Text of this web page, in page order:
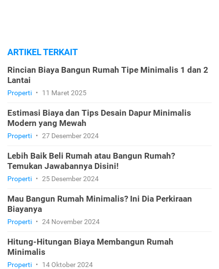
ARTIKEL TERKAIT
Rincian Biaya Bangun Rumah Tipe Minimalis 1 dan 2
Lantai
Properti • 11 Maret 2025
Estimasi Biaya dan Tips Desain Dapur Minimalis
Modern yang Mewah
Properti • 27 Desember 2024
Lebih Baik Beli Rumah atau Bangun Rumah?
Temukan Jawabannya Disini!
Properti • 25 Desember 2024
Mau Bangun Rumah Minimalis? Ini Dia Perkiraan
Biayanya
Properti • 24 November 2024
Hitung-Hitungan Biaya Membangun Rumah
Minimalis
Properti • 14 Oktober 2024